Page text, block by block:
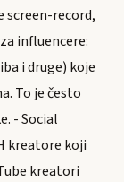
record,
influencere:
i druge) koje
To je često
- Social
kreatore koji
kreatori